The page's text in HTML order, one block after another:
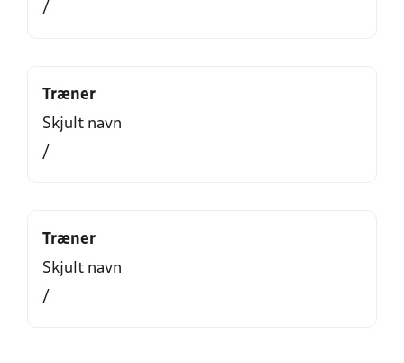
/
Træner
Skjult navn
/
Træner
Skjult navn
/